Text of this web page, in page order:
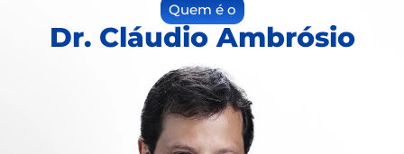
Quem é o
Dr. Cláudio Ambrósio